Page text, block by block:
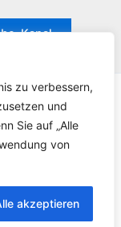
zu verbessern,
und
Sie auf „Alle
von
akzeptieren
Kanal
1858 e.V.